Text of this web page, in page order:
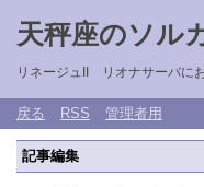
天秤座のソル
リネージュII リオナサーバに
戻る RSS 管理者用
記事編集